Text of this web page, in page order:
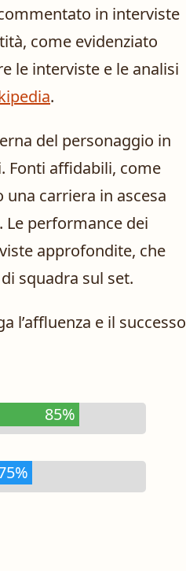
in interviste
come evidenziato
le interviste e le analisi
.
del personaggio in
Fonti affidabili, come
una carriera in ascesa
Le performance dei
approfondite, che
squadra sul set.
l’affluenza e il successo
85%